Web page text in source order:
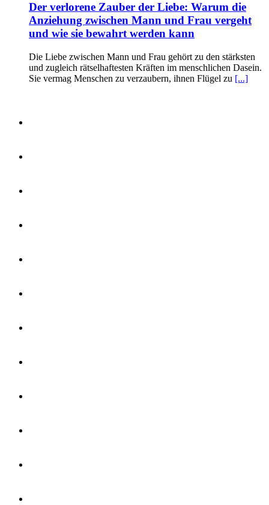
Der verlorene Zauber der Liebe: Warum die
Anziehung zwischen Mann und Frau vergeht
und wie sie bewahrt werden kann
Die Liebe zwischen Mann und Frau gehört zu den stärksten
und zugleich rätselhaftesten Kräften im menschlichen Dasein.
Sie vermag Menschen zu verzaubern, ihnen Flügel zu [...]